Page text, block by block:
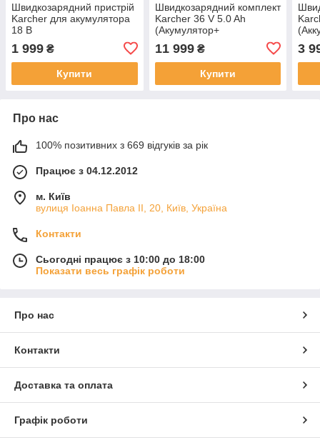
Швидкозарядний пристрій
Karcher для акумулятора
18 В
1 999 ₴
Купити
Швидкозарядний комплект
Karcher 36 V 5.0 Ah
(Акумулятор+
пристрій)
11 999₴
Купити
3
Про нас
100% позитивних з 669 відгуків за рік
Працює з 04.12.2012
м. Київ
вулиця Іоанна Павла ІІ, 20, Київ, Україна
Контакти
Сьогодні працює з 10:00 до 18:00
Показати весь графік роботи
Про нас
Контакти
Доставка та оплата
Графік роботи